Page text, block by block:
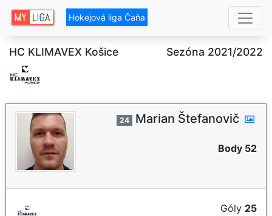
Hokejová liga Čaňa
HC KLIMAVEX Košice Sezóna 2021/2022
24 Marian Štefanovič
Body 52
Góly 25